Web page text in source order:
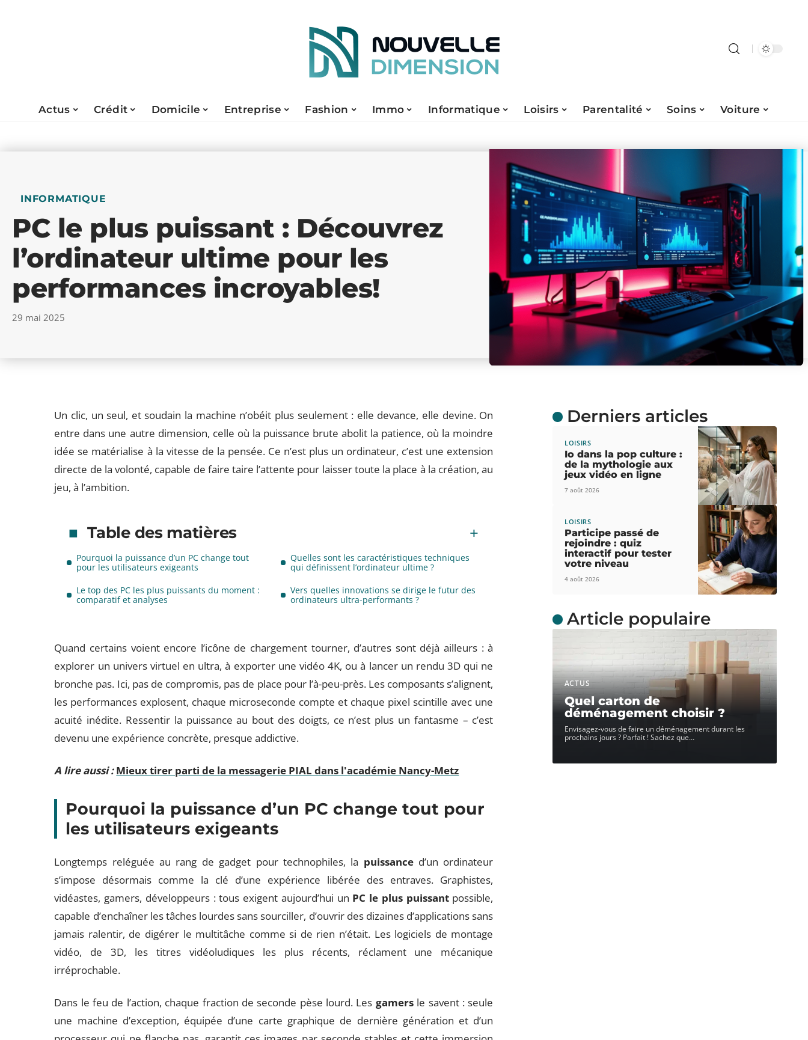
Actus Crédit Domicile Entreprise Fashion Immo Informatique Loisirs Parentalité Soins Voiture
INFORMATIQUE
PC le plus puissant : Découvrez
l’ordinateur ultime pour les
performances incroyables!
29 mai 2025
Un clic, un seul, et soudain la machine n’obéit plus seulement : elle devance, elle devine. On
entre dans une autre dimension, celle où la puissance brute abolit la patience, où la moindre
idée se matérialise à la vitesse de la pensée. Ce n’est plus un ordinateur, c’est une extension
directe de la volonté, capable de faire taire l’attente pour laisser toute la place à la création, au
jeu, à l’ambition.
Table des matières
Pourquoi la puissance d’un PC change tout
pour les utilisateurs exigeants
Quelles sont les caractéristiques techniques
qui définissent l’ordinateur ultime ?
Le top des PC les plus puissants du moment :
comparatif et analyses
Vers quelles innovations se dirige le futur des
ordinateurs ultra-performants ?
Quand certains voient encore l’icône de chargement tourner, d’autres sont déjà ailleurs : à
explorer un univers virtuel en ultra, à exporter une vidéo 4K, ou à lancer un rendu 3D qui ne
bronche pas. Ici, pas de compromis, pas de place pour l’à-peu-près. Les composants s’alignent,
les performances explosent, chaque microseconde compte et chaque pixel scintille avec une
acuité inédite. Ressentir la puissance au bout des doigts, ce n’est plus un fantasme – c’est
devenu une expérience concrète, presque addictive.
A lire aussi : Mieux tirer parti de la messagerie PIAL dans l'académie Nancy-Metz
Pourquoi la puissance d’un PC change tout pour
les utilisateurs exigeants
Longtemps reléguée au rang de gadget pour technophiles, la puissanced’un ordinateur
s’impose désormais comme la clé d’une expérience libérée des entraves. Graphistes,
vidéastes, gamers, développeurs : tous exigent aujourd’hui un PC le plus puissantpossible,
capable d’enchaîner les tâches lourdes sans sourciller, d’ouvrir des dizaines d’applications sans
jamais ralentir, de digérer le multitâche comme si de rien n’était. Les logiciels de montage
vidéo, de 3D, les titres vidéoludiques les plus récents, réclament une mécanique
irréprochable.
Dans le feu de l’action, chaque fraction de seconde pèse lourd. Les gamersle savent : seule
une machine d’exception, équipée d’une carte graphique de dernière génération et d’un
Derniers articles
LOISIRS
Io dans la pop culture :
de la mythologie aux
jeux vidéo en ligne
7 août 2026
LOISIRS
Participe passé de
rejoindre : quiz
interactif pour tester
votre niveau
4 août 2026
Article populaire
ACTUS
Quel carton de
déménagement choisir ?
Envisagez-vous de faire un déménagement durant les
prochains jours ? Parfait ! Sachez que…